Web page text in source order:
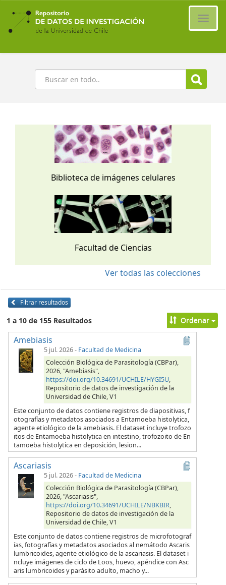
Ir
contenido
principal
Buscar
Biblioteca de imágenes celulares
Facultad de Ciencias
Ver todas las colecciones
Filtrar resultados
1 a 10 de 155 Resultados Ordenar
Amebiasis
5 jul. 2026- Facultad de Medicina
Colección Biológica de Parasitología (CBPar),
2026, "Amebiasis",
https://doi.org/10.34691/UCHILE/HYGI5U,
Repositorio de datos de investigación de la
Universidad de Chile, V1
Este conjunto de datos contiene registros de diapositivas, f
otografías y metadatos asociados a Entamoeba histolytica,
agente etiológico de la amebiasis. El dataset incluye trofozo
itos de Entamoeba histolytica en intestino, trofozoito de En
tamoeba histolytica en deposición, lesion...
Ascariasis
5 jul. 2026- Facultad de Medicina
Colección Biológica de Parasitología (CBPar),
2026, "Ascariasis",
https://doi.org/10.34691/UCHILE/NBKBIR,
Repositorio de datos de investigación de la
Universidad de Chile, V1
Este conjunto de datos contiene registros de microfotograf
ías, fotografías y metadatos asociados al nemátodo Ascaris
lumbricoides, agente etiológico de la ascariasis. El dataset i
ncluye imágenes de ciclo de Loos, huevo, apéndice con Asc
aris lumbricoides y parásito adulto, macho y...